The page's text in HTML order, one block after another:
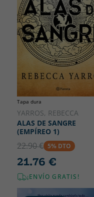
Tapa dura
YARROS, REBECCA
ALAS DE SANGRE
(EMPÍREO 1)
22.90 € 5% DTO
21.76 €
¡ENVÍO GRATIS!